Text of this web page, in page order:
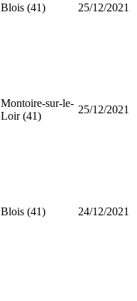
Blois (41) 25/12/2021
Montoire-sur-le-
Loir (41)
25/12/2021
Blois (41) 24/12/2021